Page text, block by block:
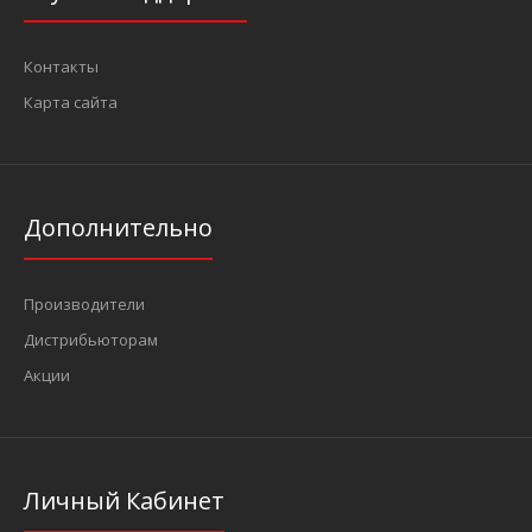
Контакты
Карта сайта
Дополнительно
Производители
Дистрибьюторам
Акции
Личный Кабинет